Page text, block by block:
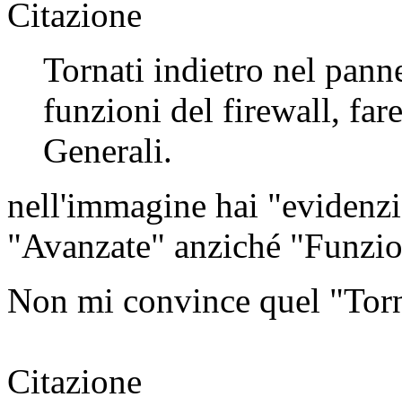
Citazione
Tornati indietro nel
funzioni del firewall,
Generali.
nell'immagine hai
"Avanzate" anziché
Non mi convince quel
Citazione